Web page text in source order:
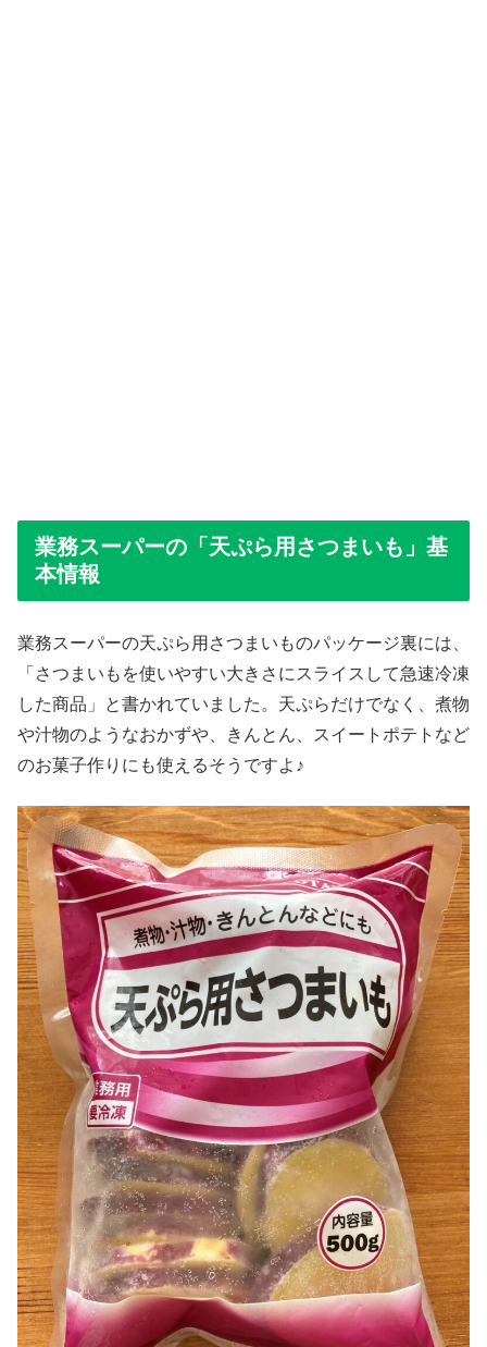
業務スーパーの「天ぷら用さつまいも」基
本情報
業務スーパーの天ぷら用さつまいものパッケージ裏には、
「さつまいもを使いやすい大きさにスライスして急速冷凍
した商品」と書かれていました。天ぷらだけでなく、煮物
や汁物のようなおかずや、きんとん、スイートポテトなど
のお菓子作りにも使えるそうですよ♪